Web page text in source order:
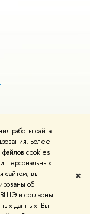
работы сайта
Более
cookies
персональных
сайтом, вы
об
ВШЭ и согласны
данных. Вы
✖
использования
сайта